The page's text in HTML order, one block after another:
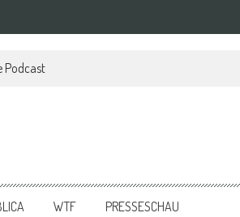
für Netzkultur | Pilotfolge
WTF PRESSESCHAU